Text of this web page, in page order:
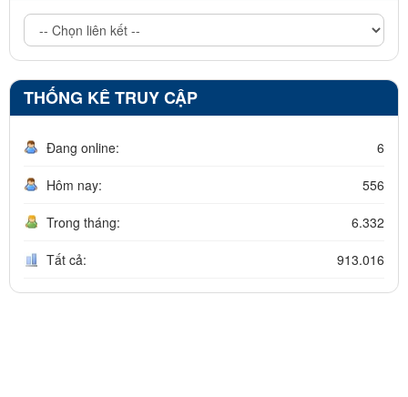
THỐNG KÊ TRUY CẬP
Đang online: 6
Hôm nay: 556
Trong tháng: 6.332
Tất cả: 913.016